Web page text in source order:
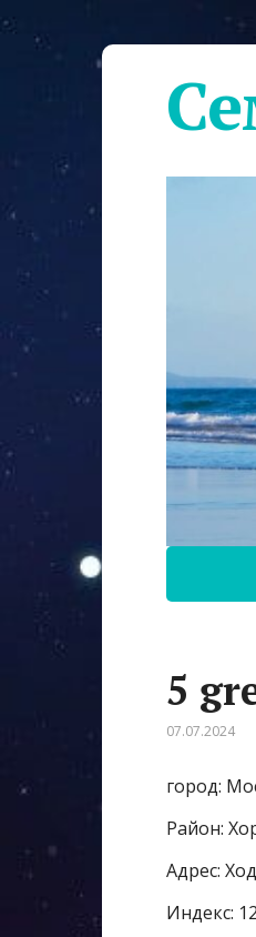
5
07.07.2024
город:
Район:
Адрес:
Индекс: